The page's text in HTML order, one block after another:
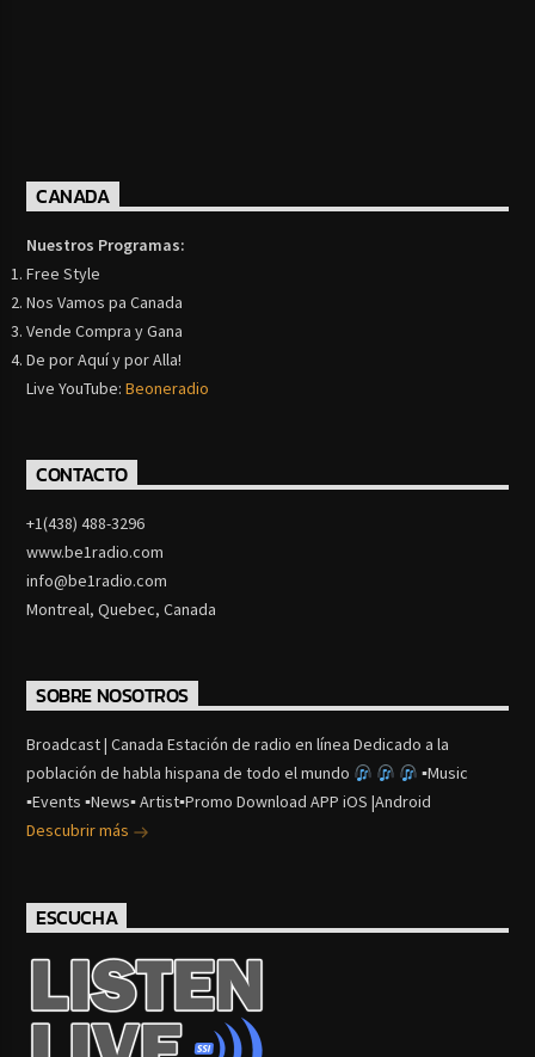
CANADA
Nuestros Programas:
Free Style
Nos Vamos pa Canada
Vende Compra y Gana
De por Aquí y por Alla!
Live YouTube:Beoneradio
CONTACTO
+1(438) 488-3296
www.be1radio.com
info@be1radio.com
Montreal, Quebec, Canada
SOBRE NOSOTROS
Broadcast | Canada Estación de radio en línea Dedicado a la
población de habla hispana de todo el mundo
▪Music
▪Events ▪News▪ Artist▪Promo Download APP iOS |Android
Descubrir más
ESCUCHA